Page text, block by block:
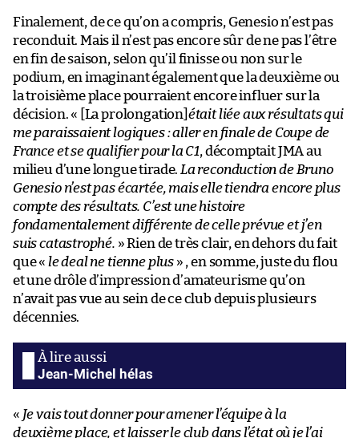
Finalement, de ce qu’on a compris, Genesio n’est pas
reconduit. Mais il n’est pas encore sûr de ne pas l’être
en fin de saison, selon qu’il finisse ou non sur le
podium, en imaginant également que la deuxième ou
la troisième place pourraient encore influer sur la
décision. « [La prolongation] était liée aux résultats qui
me paraissaient logiques : aller en finale de Coupe de
France et se qualifier pour la C1, décomptait JMA au
milieu d’une longue tirade. La reconduction de Bruno
Genesio n’est pas écartée, mais elle tiendra encore plus
compte des résultats. C’est une histoire
fondamentalement différente de celle prévue et j’en
suis catastrophé. » Rien de très clair, en dehors du fait
que « le deal ne tienne plus» , en somme, juste du flou
et une drôle d’impression d’amateurisme qu’on
n’avait pas vue au sein de ce club depuis plusieurs
décennies.
Jean-Michel hélas
« Je vais tout donner pour amener l’équipe à la
deuxième place, et laisser le club dans l’état où je l’ai